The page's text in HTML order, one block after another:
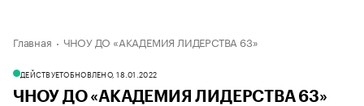
Главная ЧНОУ ДО «АКАДЕМИЯ ЛИДЕРСТВА 63»
ДЕЙСТВУЕТОБНОВЛЕНО, 18.01.2022
ЧНОУ ДО «АКАДЕМИЯ ЛИДЕРСТВА 63»